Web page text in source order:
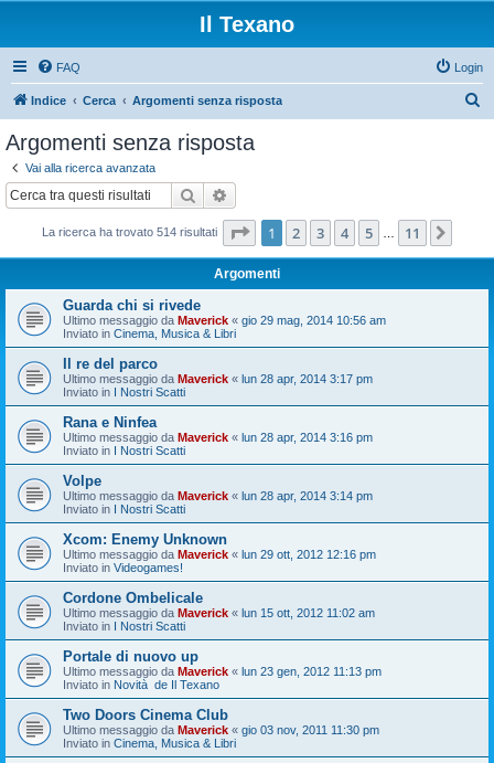
Il Texano
FAQ Login
Indice Cerca Argomenti senza risposta
Argomenti senza risposta
Vai alla ricerca avanzata
Cerca
La ricerca ha trovato 514 risultati Pagina di 11
1 2 3 4 5 11
Argomenti
Guarda chi si rivede
Ultimo messaggio da Maverick « gio 29 mag, 2014 10:56 am
Inviato in Cinema, Musica & Libri
Il re del parco
Ultimo messaggio da Maverick « lun 28 apr, 2014 3:17 pm
Inviato in I Nostri Scatti
Rana e Ninfea
Ultimo messaggio da Maverick « lun 28 apr, 2014 3:16 pm
Inviato in I Nostri Scatti
Volpe
Ultimo messaggio da Maverick « lun 28 apr, 2014 3:14 pm
Inviato in I Nostri Scatti
Xcom: Enemy Unknown
Ultimo messaggio da Maverick « lun 29 ott, 2012 12:16 pm
Inviato in Videogames!
Cordone Ombelicale
Ultimo messaggio da Maverick « lun 15 ott, 2012 11:02 am
Inviato in I Nostri Scatti
Portale di nuovo up
Ultimo messaggio da Maverick « lun 23 gen, 2012 11:13 pm
Inviato in Novità de Il Texano
Two Doors Cinema Club
Ultimo messaggio da Maverick « gio 03 nov, 2011 11:30 pm
Inviato in Cinema, Musica & Libri